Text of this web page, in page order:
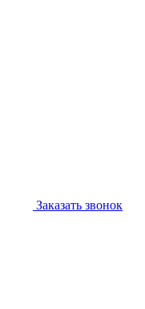
Заказать звонок